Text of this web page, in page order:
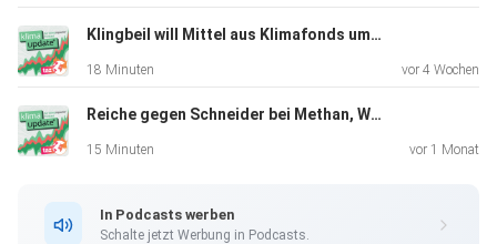
wenn ihr zustimmt).
Klingbeil will Mittel aus Klimafonds umleiten, Hitzetote nach Hitzewelle, Deutschland fördert Tiefsee-Technologie
18 Minuten vor 4 Wochen
Reiche gegen Schneider bei Methan, Weltbank gibt Klimaziel auf, Hitze im Meer
15 Minuten vor 1 Monat
In Podcasts werben
Schalte jetzt Werbung in Podcasts.